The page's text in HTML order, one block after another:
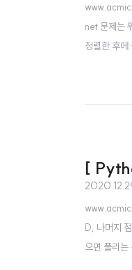
net 문제는
정렬한 후
[
D, 나머지
으면 풀리